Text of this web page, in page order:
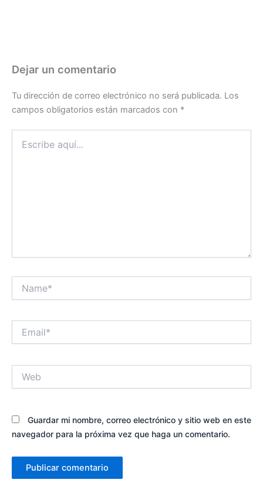
Dejar un comentario
Tu dirección de correo electrónico no será publicada. Los
campos obligatorios están marcados con *
aquí...
Guardar mi nombre, correo electrónico y sitio web en este
navegador para la próxima vez que haga un comentario.